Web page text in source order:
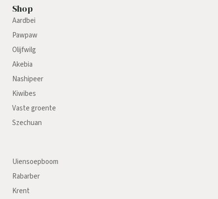
Shop
Aardbei
Pawpaw
Olijfwilg
Akebia
Nashipeer
Kiwibes
Vaste groente
Szechuan
Uiensoepboom
Rabarber
Krent